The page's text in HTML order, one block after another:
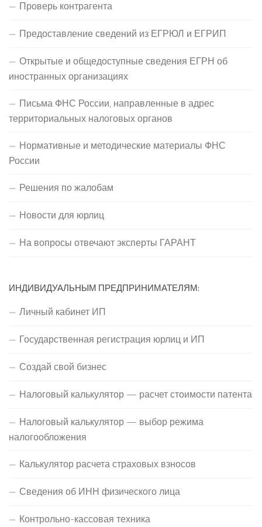
Проверь контрагента
Предоставление сведений из ЕГРЮЛ и ЕГРИП
Открытые и общедоступные сведения ЕГРН об
иностранных организациях
Письма ФНС России, направленные в адрес
территориальных налоговых органов
Нормативные и методические материалы ФНС
России
Решения по жалобам
Новости для юрлиц
На вопросы отвечают эксперты ГАРАНТ
ИНДИВИДУАЛЬНЫМ ПРЕДПРИНИМАТЕЛЯМ:
Личный кабинет ИП
Государственная регистрация юрлиц и ИП
Создай свой бизнес
Налоговый калькулятор — расчет стоимости патента
Налоговый калькулятор — выбор режима
налогообложения
Калькулятор расчета страховых взносов
Сведения об ИНН физического лица
Контрольно-кассовая техника